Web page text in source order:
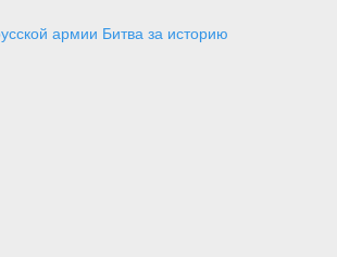
армии Битва за историю